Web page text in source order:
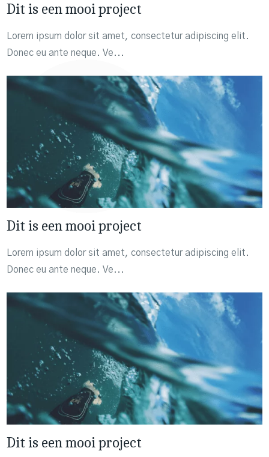
Dit is een mooi project
Lorem ipsum dolor sit amet, consectetur adipiscing elit.
Donec eu ante neque. Ve...
Dit is een mooi project
Lorem ipsum dolor sit amet, consectetur adipiscing elit.
Donec eu ante neque. Ve...
Dit is een mooi project